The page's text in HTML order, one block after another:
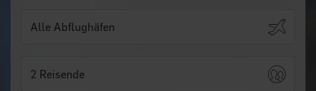
2 Reisende